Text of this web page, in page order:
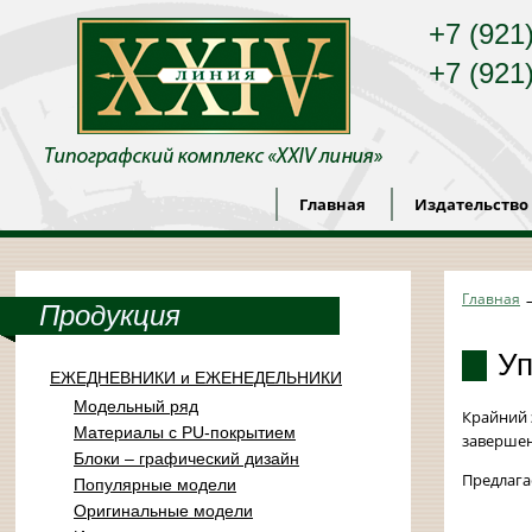
+7
+7
Главная Издательство
Продукция
ЕЖЕДНЕВНИКИ и ЕЖЕНЕДЕЛЬНИКИ
Модельный ряд
Материалы с PU-покрытием
Блоки – графический дизайн
Популярные модели
Оригинальные модели
Главная
Крайний